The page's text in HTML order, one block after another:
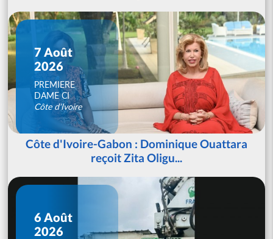
7 Août
2026
PREMIERE
DAME CI
Côte d'Ivoire
Côte d'Ivoire-Gabon : Dominique Ouattara
reçoit Zita Oligu...
6 Août
2026